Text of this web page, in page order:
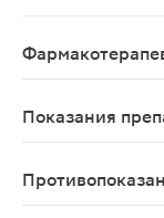
Показания